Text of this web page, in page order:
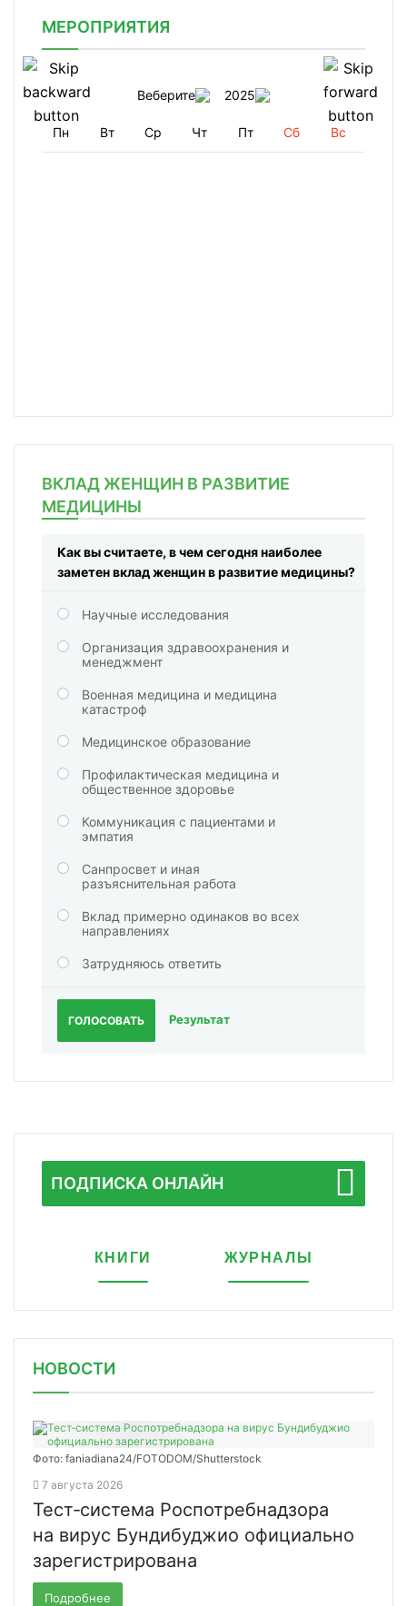
МЕРОПРИЯТИЯ
Веберите 2025
Пн Вт Ср Чт Пт Сб Вс
ВКЛАД ЖЕНЩИН В РАЗВИТИЕ
МЕДИЦИНЫ
Как вы считаете, в чем сегодня наиболее
заметен вклад женщин в развитие медицины?
Научные исследования
Организация здравоохранения и
менеджмент
Военная медицина и медицина
катастроф
Медицинское образование
Профилактическая медицина и
общественное здоровье
Коммуникация с пациентами и
эмпатия
Санпросвет и иная
разъяснительная работа
Вклад примерно одинаков во всех
направлениях
Затрудняюсь ответить
ГОЛОСОВАТЬ Результат
ПОДПИСКА ОНЛАЙН
КНИГИ ЖУРНАЛЫ
НОВОСТИ
Фото: faniadiana24/FOTODOM/Shutterstock
7 августа 2026
Тест‑система Роспотребнадзора
на вирус Бундибуджио официально
зарегистрирована
Подробнее